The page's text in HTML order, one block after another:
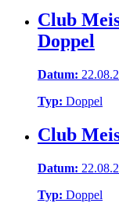
Club
Doppel
Datum:
Typ: Doppel
Club
Datum:
Typ: Doppel